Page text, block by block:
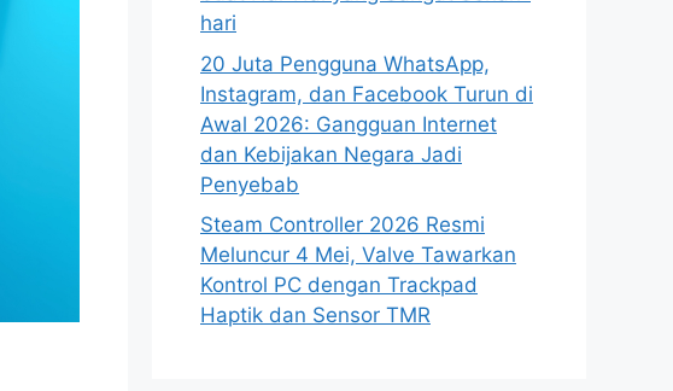
hari
20 Juta Pengguna WhatsApp,
Instagram, dan Facebook Turun di
Awal 2026: Gangguan Internet
dan Kebijakan Negara Jadi
Penyebab
Steam Controller 2026 Resmi
Meluncur 4 Mei, Valve Tawarkan
Kontrol PC dengan Trackpad
Haptik dan Sensor TMR